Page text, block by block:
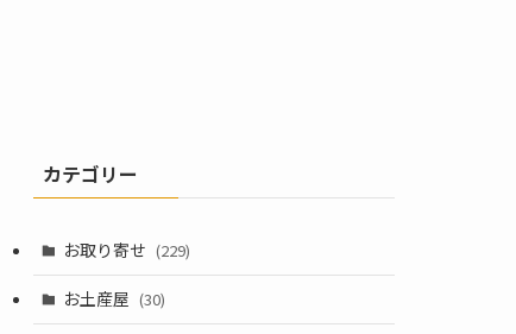
カテゴリー
お取り寄せ (229)
お土産屋 (30)